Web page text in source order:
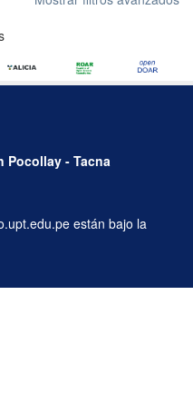
Pocollay - Tacna
están bajo la